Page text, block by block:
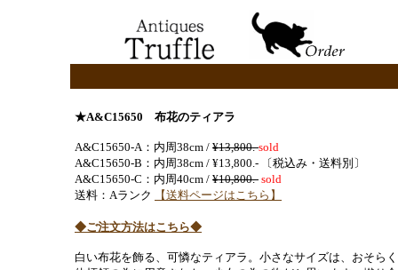
★A&C15650 布花のティアラ
A&C15650-A：内周38cm / ¥13,800.-sold
A&C15650-B：内周38cm / ¥13,800.- 〔税込み・送料別〕
A&C15650-C：内周40cm / ¥10,800.- sold
送料：Aランク
【送料ページはこちら】
◆ご注文方法はこちら◆
白い布花を飾る、可憐なティアラ。小さなサイズは、おそら